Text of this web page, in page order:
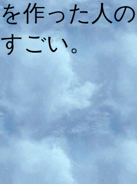
作った人
ごい。